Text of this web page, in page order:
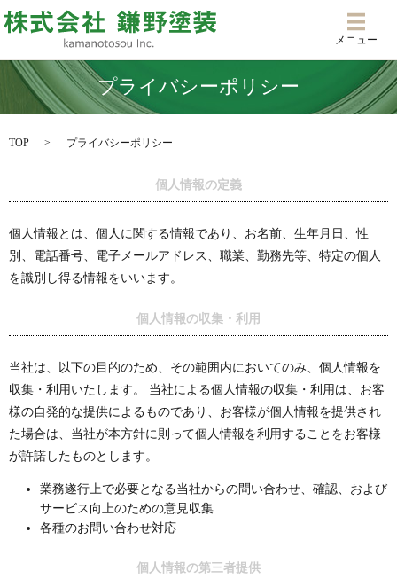
メニ
メニュー
プライバシーポリシー
TOP プライバシーポリシー
個人情報の定義
個人情報とは、個人に関する情報であり、お名前、生年月日、性
別、電話番号、電子メールアドレス、職業、勤務先等、特定の個人
を識別し得る情報をいいます。
個人情報の収集・利用
当社は、以下の目的のため、その範囲内においてのみ、個人情報を
収集・利用いたします。 当社による個人情報の収集・利用は、お客
様の自発的な提供によるものであり、お客様が個人情報を提供され
た場合は、当社が本方針に則って個人情報を利用することをお客様
が許諾したものとします。
業務遂行上で必要となる当社からの問い合わせ、確認、および
サービス向上のための意見収集
各種のお問い合わせ対応
個人情報の第三者提供